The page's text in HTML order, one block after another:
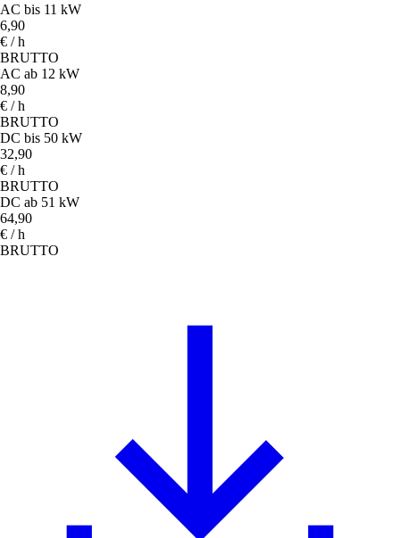
AC bis 11 kW
6,90
€ / h
BRUTTO
AC ab 12 kW
8,90
€ / h
BRUTTO
DC bis 50 kW
32,90
€ / h
BRUTTO
DC ab 51 kW
64,90
€ / h
BRUTTO